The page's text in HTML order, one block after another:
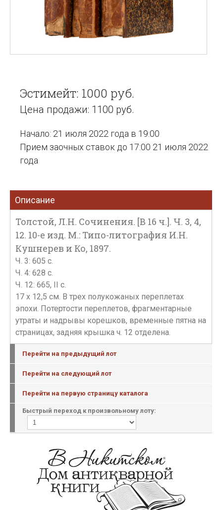
Эстимейт: 1000 руб.
Цена продажи: 1100 руб.
Начало: 21 июля 2022 года в 19:00
Прием заочных ставок до 17:00 21 июля 2022
года
Описание
Толстой, Л.Н. Сочинения. [В 16 ч.]. Ч. 3, 4,
12. 10-е изд. М.: Типо-литография И.Н.
Кушнерев и Ко, 1897.
Ч. 3: 605 с.
Ч. 4: 628 с.
Ч. 12: 665, II c.
17 х 12,5 см. В трех полукожаных переплетах
эпохи. Потертости переплетов, фрагментарные
утраты и надрывы корешков, временные пятна на
страницах, задняя крышка ч. 12 отделена.
Перейти на предыдущий лот
Перейти на следующий лот
Перейти на первую страницу каталога
Быстрый переход к произвольному лоту: